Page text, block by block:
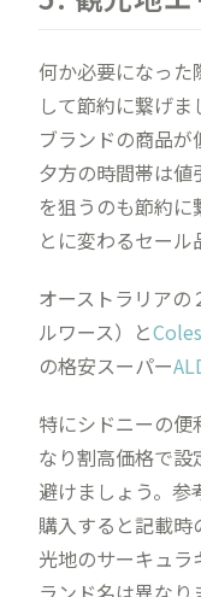
何か必要になった
して節約に繋げ
ブランドの商品
夕方の時間帯は値
を狙うのも節約
とに変わるセール
オーストラリアの
ルワース）とColes
の格安スーパー
特にシドニーの
なり割高価格で設
避けましょう。参
購入すると記載
光地のサーキュ